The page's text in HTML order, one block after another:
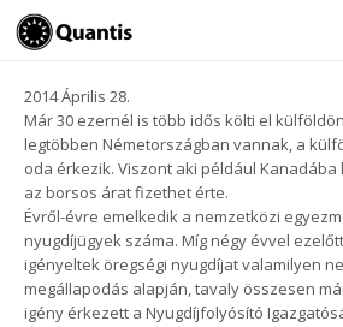
2014Április 28.
Már 30 ezernél is több idős költi el
legtöbben Németországban vannak, a
oda érkezik. Viszont aki például Kanadába
az borsos árat fizethet érte.
Évről-évre emelkedik a nemzetközi
nyugdíjügyek száma. Míg négy évvel
igényeltek öregségi nyugdíjat valamilyen
megállapodás alapján, tavaly összesen
igény érkezett a Nyugdíjfolyósító